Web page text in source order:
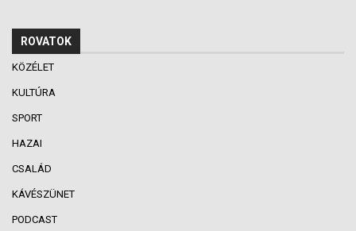
ROVATOK
KÖZÉLET
KULTÚRA
SPORT
HAZAI
CSALÁD
KÁVÉSZÜNET
PODCAST